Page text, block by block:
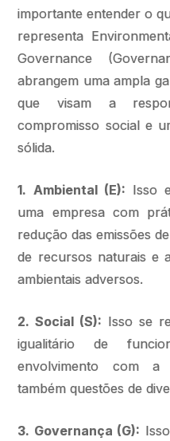
importante entender o
representa
Governance
abrangem uma ampla
que visam a
compromisso social e
sólida.
1. Ambiental (E): Isso
uma empresa com
redução das emissões
de recursos naturais e
ambientais adversos.
2. Social (S): Isso se
igualitário de
envolvimento com a
também questões de
3. Governança (G):